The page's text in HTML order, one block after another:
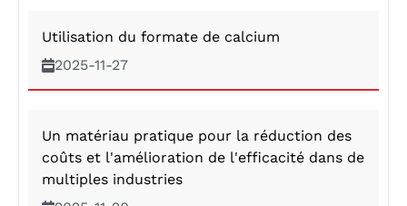
Utilisation du formate de calcium
2025-11-27
Un matériau pratique pour la réduction des
coûts et l'amélioration de l'efficacité dans de
multiples industries